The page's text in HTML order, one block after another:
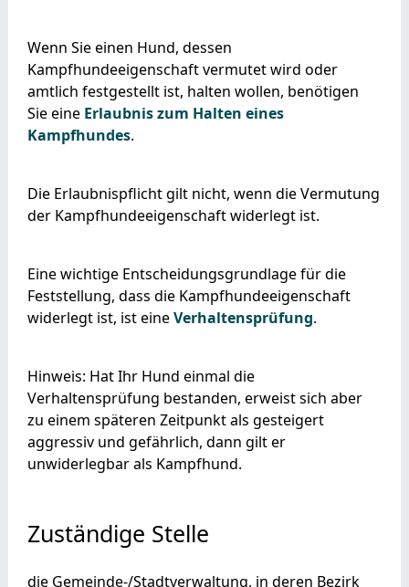
Wenn Sie einen Hund, dessen
Kampfhundeeigenschaft vermutet wird oder
amtlich festgestellt ist, halten wollen, benötigen
Sie eine Erlaubnis zum Halten eines
Kampfhundes.
Die Erlaubnispflicht gilt nicht, wenn die Vermutung
der Kampfhundeeigenschaft widerlegt ist.
Eine wichtige Entscheidungsgrundlage für die
Feststellung, dass die Kampfhundeeigenschaft
widerlegt ist, ist eineVerhaltensprüfung.
Hinweis: Hat Ihr Hund einmal die
Verhaltensprüfung bestanden, erweist sich aber
zu einem späteren Zeitpunkt als gesteigert
aggressiv und gefährlich, dann gilt er
unwiderlegbar als Kampfhund.
Zuständige Stelle
die Gemeinde-/Stadtverwaltung, in deren Bezirk